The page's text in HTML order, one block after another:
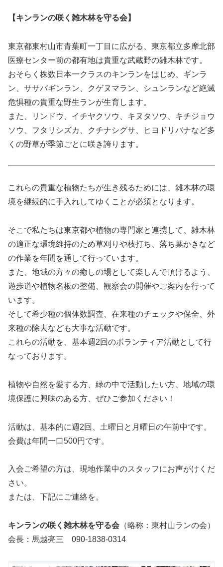
【キンランの咲く雑木林を守る会】
東京都東村山市青葉町一丁目に広がる、東京都立多摩北部
医療センター前の都有地は貴重な武蔵野の雑木林です。
おそらく株数日本一クラスのキンランをはじめ、ギンラ
ン、ササバギンラン、クゲヌマラン、シュンランなど絶滅
危惧種の貴重な野生ランが生育します。
また、リンドウ、イチヤクソウ、キヌタソウ、キチジョウ
ソウ、フタリシズカ、クチナシグサ、ヒヨドリバナなど多
くの野草が季節ごとに咲き誇ります。
これらの貴重な植物たちが生き残るためには、雑木林の環
境を継続的に手入れしてゆくことが必須となります。
そこで私たちは東京都や植物の専門家と連携して、雑木林
の適正な環境維持のため草刈りや枝打ち、落ち葉かきなど
の作業を年間を通して行っています。
また、地域の方々の癒しの場として楽しんで頂けるよう、
遊歩道や植物名板の整備、観察会の開催やご案内を行って
います。
そして希少種の個体数調査、在来種のチェックや保全、外
来種の除去なども大事な活動です。
これらの活動を、基本週2回のボランティア活動として行
なっております。
植物や自然を愛する方、緑の中で活動したい方、地域の環
境保護に興味のある方、ぜひご参加ください！
活動は、基本的に週2回、土曜日と月曜日の午前中です。
会費は年間一口500円です。
入会ご希望の方は、現地作業中のスタッフにお声がけくだ
さい。
または、下記にご連絡を。
キンランの咲く雑木林を守る会 （略称：東村山ランの会）
会長：馬越亮三 090-1838-0314